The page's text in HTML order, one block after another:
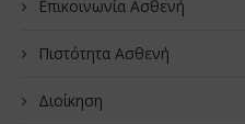
Επικοινωνία Ασθενή
Πιστότητα Ασθενή
Διοίκηση